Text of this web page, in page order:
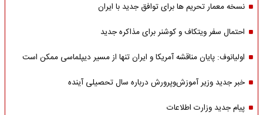
نسخه معمار تحریم ها برای توافق جدید با ایران
احتمال سفر ویتکاف و کوشنر برای مذاکره جدید
اولیانوف: پایان مناقشه آمریکا و ایران تنها از مسیر دیپلماسی ممکن است
خبر جدید وزیر آموزش‌وپرورش درباره سال تحصیلی آینده
پیام جدید وزارت اطلاعات